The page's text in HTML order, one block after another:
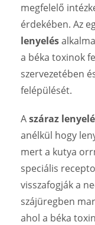
megfelelő
érdekében. Az
lenyelés
a béka toxinok
szervezetében
felépülését.
Aszáraz
anélkül hogy
mert a kutya
speciális
visszafogják a
szájüregben
ahol a béka